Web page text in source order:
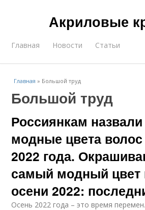
Акриловые
Главная Новости Статьи
Главная » Большой труд
Большой труд
Россиянкам
модные цвета
2022 года.
самый модный цвет
осени 2022:
Осень 2022 года – это время